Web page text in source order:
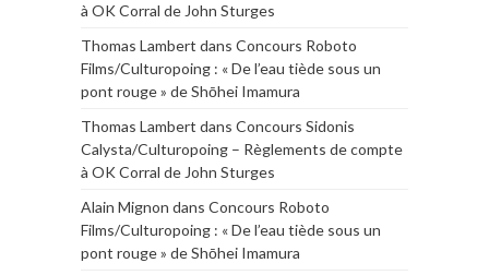
à OK Corral de John Sturges
Thomas Lambert dans Concours Roboto
Films/Culturopoing : « De l’eau tiède sous un
pont rouge » de Shōhei Imamura
Thomas Lambert dans Concours Sidonis
Calysta/Culturopoing – Règlements de compte
à OK Corral de John Sturges
Alain Mignon dans Concours Roboto
Films/Culturopoing : « De l’eau tiède sous un
pont rouge » de Shōhei Imamura